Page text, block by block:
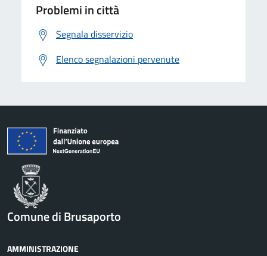
Problemi in città
Segnala disservizio
Elenco segnalazioni pervenute
Comune di Brusaporto
AMMINISTRAZIONE